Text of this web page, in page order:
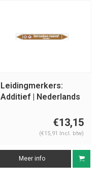
Leidingmerkers:
Additief | Nederlands
€13,15
(€15,91 Incl. btw)
Meer info